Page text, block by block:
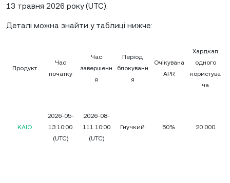
13 травня 2026 року (UTC).
Деталі можна знайти у таблиці нижче:
Продукт
Час
початку
Час
завершенн
я
Період
блокуванн
я
Очікувана
APR
Хардкап
одного
користува
ча
KAIO
2026-05-
13 10:00
(UTC)
2026-08-
111 10:00
(UTC)
Гнучкий 50% 20 000